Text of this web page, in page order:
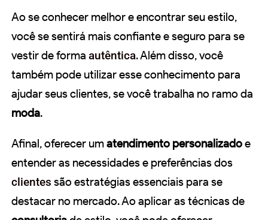
Ao se conhecer melhor e encontrar seu estilo,
você se sentirá mais confiante e seguro para se
vestir de forma autêntica. Além disso, você
também pode utilizar esse conhecimento para
ajudar seus clientes, se você trabalha no ramo da
moda.
Afinal, oferecer umatendimento personalizadoe
entender as necessidades e preferências dos
clientes são estratégias essenciais para se
destacar no mercado. Ao aplicar as técnicas de